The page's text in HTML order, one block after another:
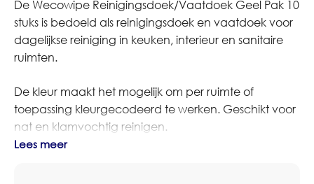
De Wecowipe Reinigingsdoek/Vaatdoek Geel Pak 10
stuks is bedoeld als reinigingsdoek en vaatdoek voor
dagelijkse reiniging in keuken, interieur en sanitaire
ruimten.
De kleur maakt het mogelijk om per ruimte of
toepassing kleurgecodeerd te werken. Geschikt voor
nat en klamvochtig reinigen.
Lees meer